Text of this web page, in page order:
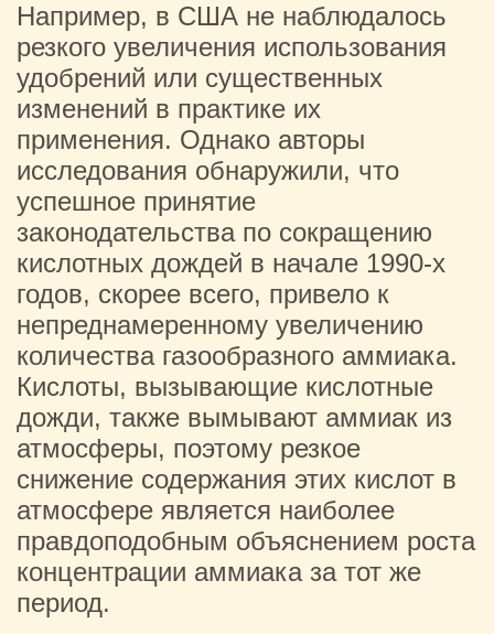
Например, в США не наблюдалось
резкого увеличения использования
удобрений или существенных
изменений в практике их
применения. Однако авторы
исследования обнаружили, что
успешное принятие
законодательства по сокращению
кислотных дождей в начале 1990-х
годов, скорее всего, привело к
непреднамеренному увеличению
количества газообразного аммиака.
Кислоты, вызывающие кислотные
дожди, также вымывают аммиак из
атмосферы, поэтому резкое
снижение содержания этих кислот в
атмосфере является наиболее
правдоподобным объяснением роста
концентрации аммиака за тот же
период.